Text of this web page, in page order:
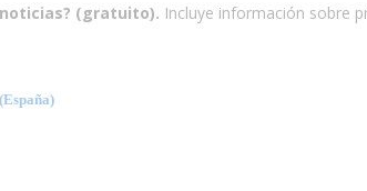
(gratuito). Incluye información sobre